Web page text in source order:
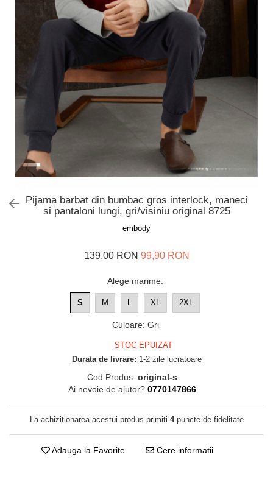
Rochii de plaja
Pijamale copii
Pijamale bebelusi
Pijamale salopeta copii
Pijamale bumbac copii
Pijamale cuplu
Pijamale Craciun
Pijamale cocolino cuplu
Pijamale familie
Pijamale finet
Sosete
Pijama barbat din bumbac gros interlock, maneci
si pantaloni lungi, gri/visiniu original 8725
embody
139,00 RON 99,90 RON
Alege marime:
S M L XL 2XL
Culoare: Gri
STOC EPUIZAT
Durata de livrare: 1-2 zile lucratoare
Cod Produs: original-s
Ai nevoie de ajutor? 0770147866
La achizitionarea acestui produs primiti 4puncte de fidelitate
Adauga la Favorite Cere informatii